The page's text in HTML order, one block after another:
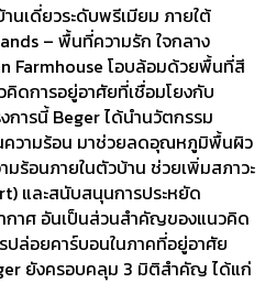
นเดี่ยวระดับพรีเมียม ภายใต้
– พื้นที่ความรัก ใจกลาง
Farmhouse โอบล้อมด้วยพื้นที่สี
คิดการอยู่อาศัยที่เชื่อมโยงกับ
การนี้ Beger ได้นำนวัตกรรม
ความร้อน มาช่วยลดอุณหภูมิพื้นผิว
ร้อนภายในตัวบ้าน ช่วยเพิ่มสภาวะ
และสนับสนุนการประหยัด
กาศ อันเป็นส่วนสำคัญของแนวคิด
ล่อยคาร์บอนในภาคที่อยู่อาศัย
ยังครอบคลุม 3 มิติสำคัญ ได้แก่